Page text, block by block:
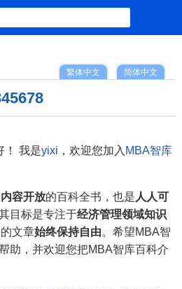
简体中文
繁体中文
！ 我是yixi ，欢迎您加入 MBA智库
内容开放的百科全书，也是 人人可
目标是专注于经济管理领域知识
文章始终保持自由。希望MBA智
助，并欢迎您把MBA智库百科介